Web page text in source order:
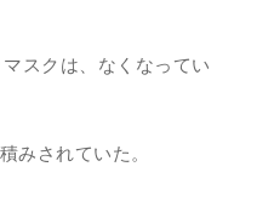
スクは、なくなってい
みされていた。